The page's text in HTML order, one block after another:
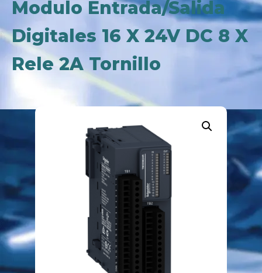
Modulo Entrada/Salida
Digitales 16 X 24V DC 8 X
Rele 2A Tornillo